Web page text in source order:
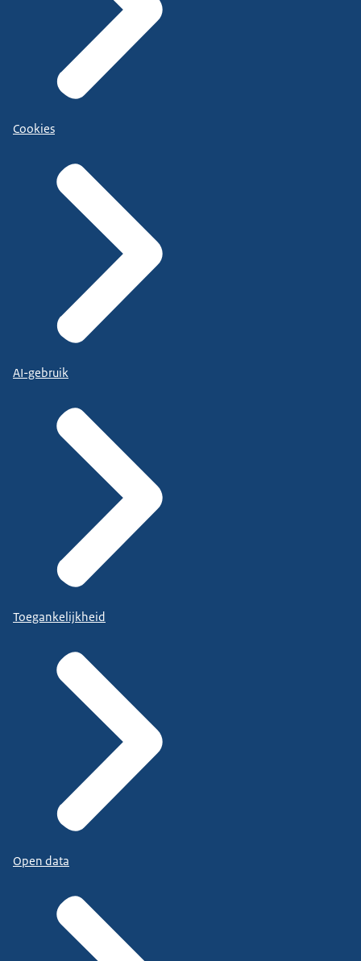
Cookies
AI-gebruik
Toegankelijkheid
Open data